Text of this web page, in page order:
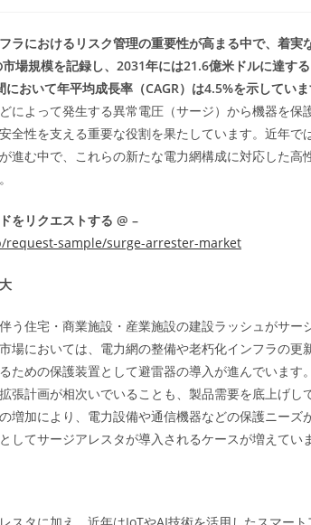
ラにおけるリスク管理の重要性が高まる中で、着実
場規模を記録し、2031年には21.6億米ドルに達す
おいて年平均成長率（CAGR）は4.5%を示していま
によって発生する異常電圧（サージ）から機器を保
全性を支える重要な役割を果たしています。近年で
進む中で、これらの新たな電力網構成に対応した高
をリクエストする @ –
sample/surge-arrester-market
う住宅・商業施設・産業施設の建設ラッシュがサー
場においては、電力網の整備や老朽化インフラの更
ための保護装置として避雷器の導入が進んでいます
張計画が相次いでいることも、製品需要を底上げし
増加により、電力設備や通信機器などの保護ニーズ
してサージアレスタが導入されるケースが増えていま